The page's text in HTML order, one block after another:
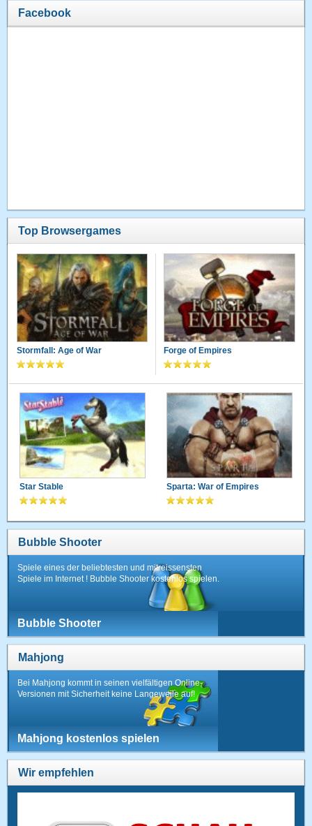
Facebook
Top Browsergames
Stormfall: Age of War Forge of Empires
Star Stable Sparta: War of Empires
Bubble Shooter
Spiele eines der beliebtesten und mitreissensten
Spiele im Internet ! Bubble Shooter kostenlos spielen.
Bubble Shooter
Mahjong
Bei Mahjong kommt in seinen vielfältigen Online-
Versionen mit Sicherheit keine Langeweile auf!
Mahjong kostenlos spielen
Wir empfehlen